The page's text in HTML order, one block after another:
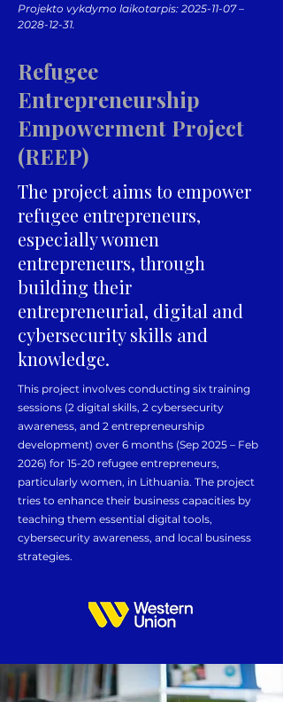
Projekto vykdymo laikotarpis: 2025-11-07–
2028-12-31.
Refugee
Entrepreneurship
Empowerment Project
(REEP)
The project aims to empower
refugee entrepreneurs,
especially women
entrepreneurs, through
building their
entrepreneurial, digital and
cybersecurity skills and
knowledge.
This project involves conducting six training
sessions (2 digital skills, 2 cybersecurity
awareness, and 2 entrepreneurship
development) over 6 months (Sep 2025 – Feb
2026) for 15-20 refugee entrepreneurs,
particularly women, in Lithuania. The project
tries to enhance their business capacities by
teaching them essential digital tools,
cybersecurity awareness, and local business
strategies.